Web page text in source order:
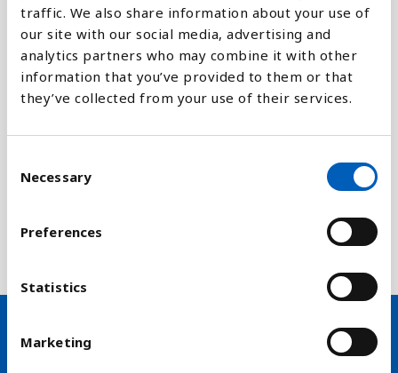
traffic. We also share information about your use of
our site with our social media, advertising and
analytics partners who may combine it with other
information that you’ve provided to them or that
they’ve collected from your use of their services.
Necessary
Preferences
Statistics
Marketing
Forklaring
Den aldersmæssige sammensætning af
land, men omfatter hovedsageligt alle
udarbejdet af Den Internationale
stikprøver af arbejdsstyrken i de pågældende
Hold dig opdateret på nyheder